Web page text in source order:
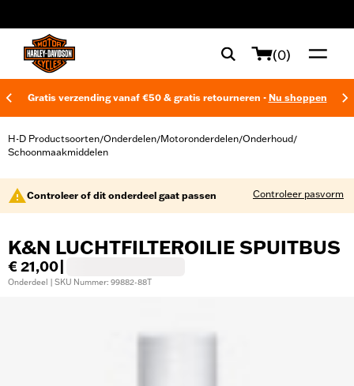
(0)
Gratis verzending vanaf €50 & gratis retourneren - Nu shoppen
H-D Productsoorten/Onderdelen/Motoronderdelen/Onderhoud/
Schoonmaakmiddelen
Controleer of dit onderdeel gaat passen Controleer pasvorm
K&N LUCHTFILTEROILIE SPUITBUS
€ 21,00
Onderdeel | SKU Nummer: 99882-88T